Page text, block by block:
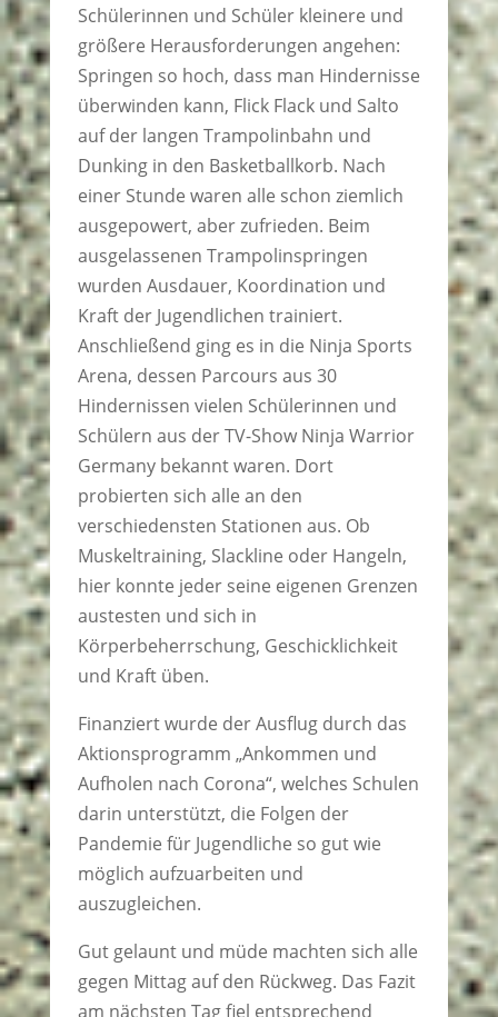
Schülerinnen und Schüler kleinere und
größere Herausforderungen angehen:
Springen so hoch, dass man Hindernisse
überwinden kann, Flick Flack und Salto
auf der langen Trampolinbahn und
Dunking in den Basketballkorb. Nach
einer Stunde waren alle schon ziemlich
ausgepowert, aber zufrieden. Beim
ausgelassenen Trampolinspringen
wurden Ausdauer, Koordination und
Kraft der Jugendlichen trainiert.
Anschließend ging es in die Ninja Sports
Arena, dessen Parcours aus 30
Hindernissen vielen Schülerinnen und
Schülern aus der TV-Show Ninja Warrior
Germany bekannt waren. Dort
probierten sich alle an den
verschiedensten Stationen aus. Ob
Muskeltraining, Slackline oder Hangeln,
hier konnte jeder seine eigenen Grenzen
austesten und sich in
Körperbeherrschung, Geschicklichkeit
und Kraft üben.
Finanziert wurde der Ausflug durch das
Aktionsprogramm „Ankommen und
Aufholen nach Corona“, welches Schulen
darin unterstützt, die Folgen der
Pandemie für Jugendliche so gut wie
möglich aufzuarbeiten und
auszugleichen.
Gut gelaunt und müde machten sich alle
gegen Mittag auf den Rückweg. Das Fazit
am nächsten Tag fiel entsprechend